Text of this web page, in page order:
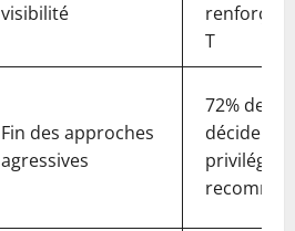
visibilité
renforçant
T
Fin des approches
agressives
72% des
décideurs